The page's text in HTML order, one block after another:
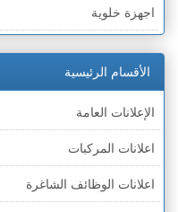
الخط الأخضر » أم الفحم
الخط الأخضر » الناصرة
الخط الأخضر » عكا ونهاريا
الخط الأخضر » الجليل
الخط الأخضر » مرج ابن عامر
الخط الأخضر » البطوف
اجهزة خلوية
اجهزة كهربائية
اجهزة مكتبية
احذية
اختام
الأقسام الرئيسية
الإعلانات العامة
اعلانات المركبات
اعلانات الوظائف الشاغرة